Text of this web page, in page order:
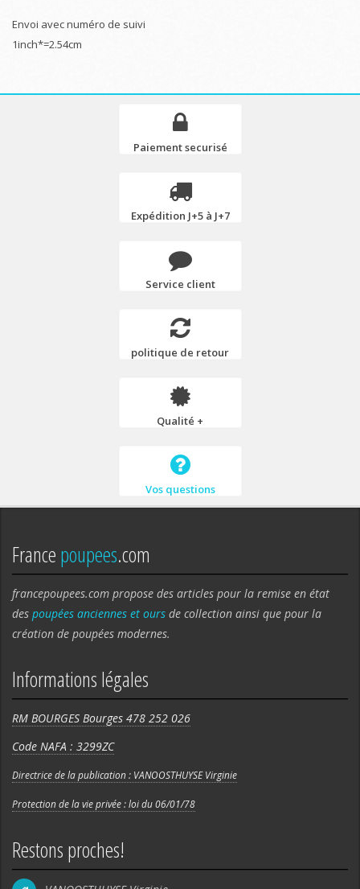
Envoi avec numéro de suivi
1inch*=2.54cm
Paiement securisé
Expédition J+5 à J+7
Service client
politique de retour
Qualité +
Vos questions
Francepoupees.com
francepoupees.com propose des articles pour la remise en état
des poupées anciennes et ours de collection ainsi que pour la
création de poupées modernes.
Informations légales
RM BOURGES Bourges 478 252 026
Code NAFA : 3299ZC
Directrice de la publication : VANOOSTHUYSE Virginie
Protection de la vie privée : loi du 06/01/78
Restons proches!